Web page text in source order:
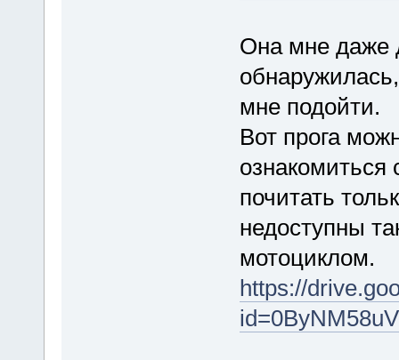
Она мне даже
мне подойти.
Вот прога
почитать
недоступны
мотоциклом.
https://